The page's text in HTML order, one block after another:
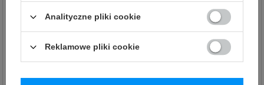
Axion 1 Happy Grey
Fotelik dziecięcy Recaro
Axion 1 Calm Blue
Analityczne pliki cookie
Reklamowe pliki cookie